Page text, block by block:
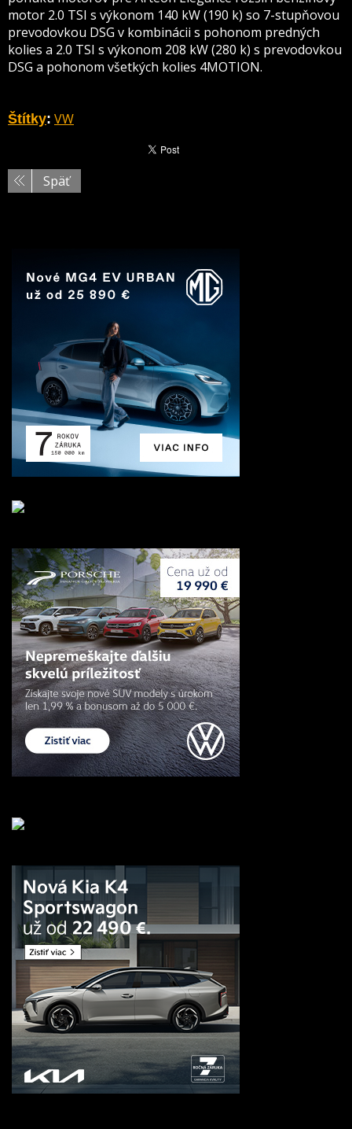
motor 2.0 TSI s výkonom 140 kW (190 k) so 7-stupňovou
prevodovkou DSG v kombinácii s pohonom predných
kolies a 2.0 TSI s výkonom 208 kW (280 k) s prevodovkou
DSG a pohonom všetkých kolies 4MOTION.
Štítky: VW
Späť